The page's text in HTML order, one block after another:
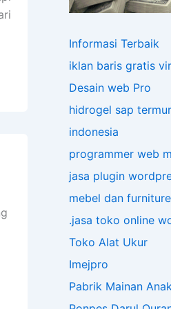
Informasi Terbaik
iklan baris gratis
Desain web Pro
hidrogel sap
indonesia
programmer web
jasa plugin
mebel dan
.jasa toko online
Toko Alat Ukur
Imejpro
Pabrik Mainan